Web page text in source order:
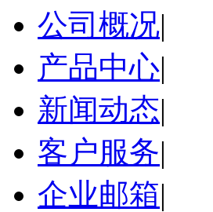
公司概况|
产品中心|
新闻动态|
客户服务|
企业邮箱|